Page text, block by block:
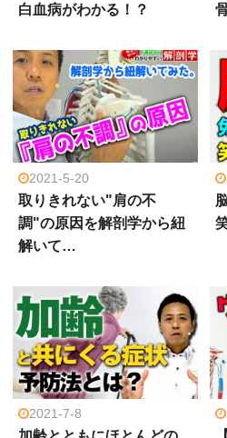
白血病がわかる！？
2021-5-20
取りきれない"肩の不
調"の原因を解剖学から紐
解いて…
2021-7-8